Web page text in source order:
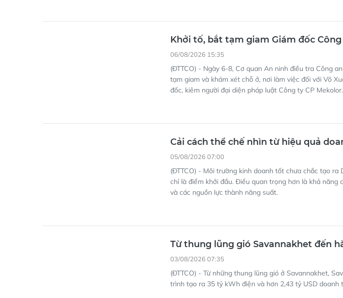
Khởi tố, bắt tạm giam Giám đốc
06/08/2026 15:35
(ĐTTCO) - Ngày 6-8, Cơ quan An ninh điều tra Công
tạm giam và khám xét chỗ ở, nơi làm việc đối với Võ
đốc, kiêm người đại diện pháp luật Công ty CP Mekolor.
Cải cách thể chế nhìn từ hiệu quả
05/08/2026 07:00
(ĐTTCO) - Môi trường kinh doanh tốt chưa chắc tạo ra
chỉ là điểm khởi đầu. Điều quan trọng hơn là khả năng
và các nguồn lực thành năng suất.
Từ thung lũng gió Savannakhet đến
03/08/2026 07:35
(ĐTTCO) - Từ những thung lũng gió ở Savannakhet,
trình tạo ra 35 tỷ kWh điện và hơn 2,43 tỷ USD doanh